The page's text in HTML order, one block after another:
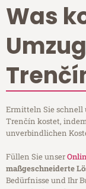
Was
Ermitteln Sie schnell
Trenčín kostet,
unverbindlichen
Füllen Sie unser
maßgeschneiderte
Bedürfnisse und Ihr